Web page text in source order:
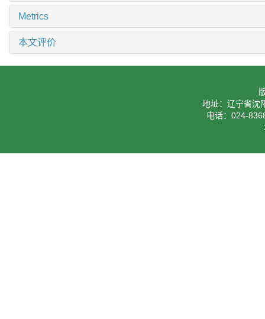
Metrics
本文评价
地址：辽宁省沈
电话：024-